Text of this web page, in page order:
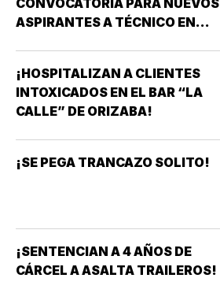
ASPIRANTES A TÉCNICO EN
¡HOSPITALIZAN A CLIENTES
INTOXICADOS EN EL BAR “LA
CALLE” DE ORIZABA!
¡SE PEGA TRANCAZO SOLITO!
¡SENTENCIAN A 4 AÑOS DE
CÁRCEL A ASALTA TRAILEROS!